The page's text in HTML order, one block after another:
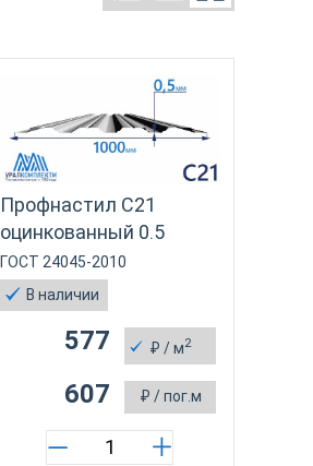
Профнастил С21
оцинкованный 0.5
ГОСТ 24045-2010
В наличии
₽ / м2
577
₽ / пог.м
607